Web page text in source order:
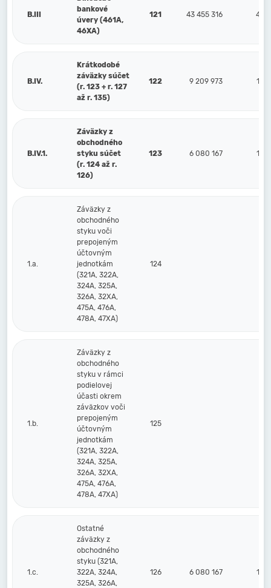
B.III
bankové
úvery (461A,
46XA)
121 43 455 316 41
B.IV.
Krátkodobé
záväzky súčet
(r. 123 + r. 127
až r. 135)
122 9 209 973 14
B.IV.1.
Záväzky z
obchodného
styku súčet
(r. 124 až r.
126)
123 6 080 167 10
1.a.
Záväzky z
obchodného
styku voči
prepojeným
účtovným
jednotkám
(321A, 322A,
324A, 325A,
326A, 32XA,
475A, 476A,
478A, 47XA)
124
1.b.
Záväzky z
obchodného
styku v rámci
podielovej
účasti okrem
záväzkov voči
prepojeným
účtovným
jednotkám
(321A, 322A,
324A, 325A,
326A, 32XA,
475A, 476A,
478A, 47XA)
125
1.c.
Ostatné
záväzky z
obchodného
styku (321A,
322A, 324A,
325A, 326A,
126 6 080 167 10